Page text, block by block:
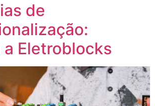
de
Eletroblocks